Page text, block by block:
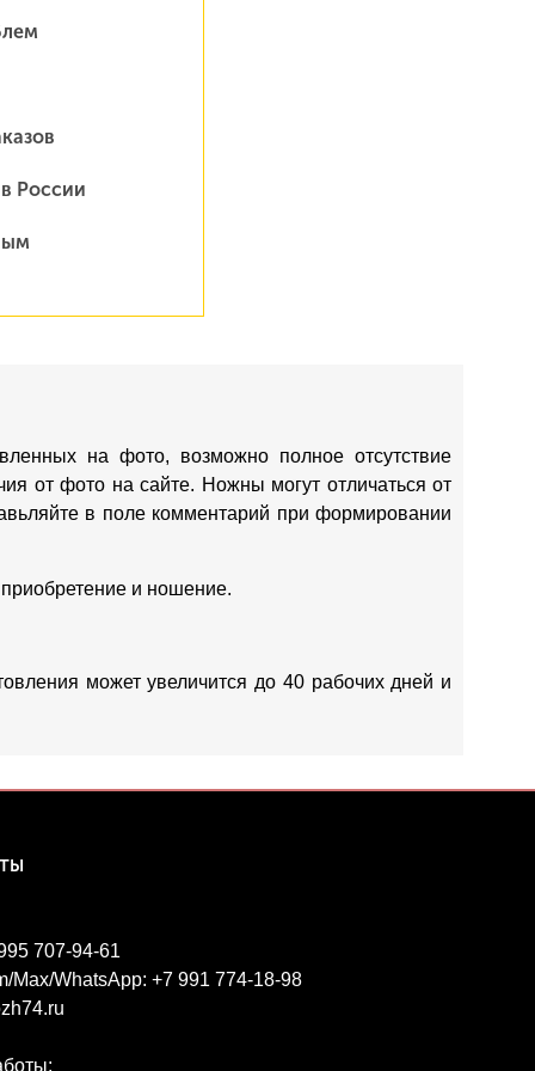
России
на фото, возможно полное отсутствие
от фото на сайте. Ножны могут отличаться от
в поле комментарий при формировании
и ношение.
может увеличится до 40 рабочих дней и
707-94-61
Max/WhatsApp: +7 991 774-18-98